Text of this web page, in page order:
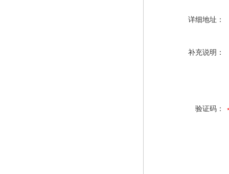
详细地址：
补充说明：
验证码：